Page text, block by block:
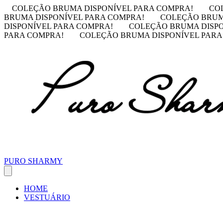
COLEÇÃO BRUMA DISPONÍVEL PARA COMPRA!
BRUMA DISPONÍVEL PARA COMPRA!
COLEÇÃO
DISPONÍVEL PARA COMPRA!
COLEÇÃO BRUMA
PARA COMPRA!
COLEÇÃO BRUMA DISPONÍVEL
PURO SHARMY
HOME
VESTUÁRIO